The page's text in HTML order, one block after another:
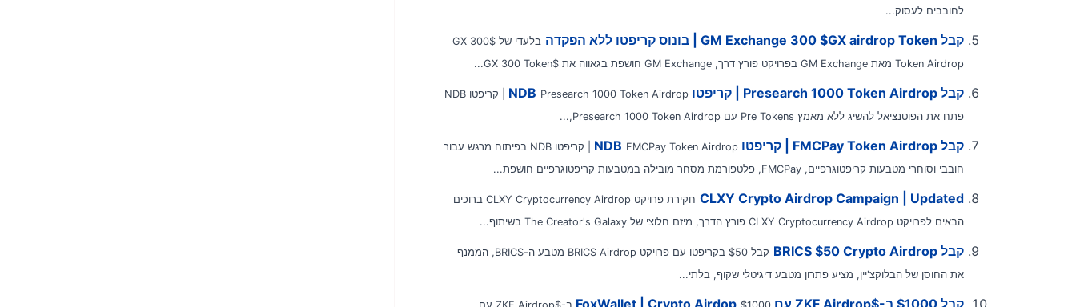
לחובבים לעסוק...
קבל GM Exchange 300 $GX airdrop Token | בונוס קריפטו ללא הפקדה
בלעדי של $GX 300
Token Airdrop מאת GM Exchange בפרויקט פורץ דרך, GM Exchange חושפת בגאווה את $GX 300 Token...
קבל Presearch 1000 Token Airdrop | קריפטו NDB
Presearch 1000 Token Airdrop | קריפטו NDB
פתח את הפוטנציאל להשיג ללא מאמץ Pre Tokens עם Presearch 1000 Token Airdrop,...
קבל FMCPay Token Airdrop | קריפטו NDB
FMCPay Token Airdrop | קריפטו NDB בפיתוח מרגש עבור
חובבי וסוחרי מטבעות קריפטוגרפיים, FMCPay, פלטפורמת מסחר מובילה במטבעות קריפטוגרפיים חושפת...
CLXY Crypto Airdrop Campaign | Updated
חקירת פרויקט CLXY Cryptocurrency Airdrop ברוכים
הבאים לפרויקט CLXY Cryptocurrency Airdrop פורץ הדרך, מיזם חלוצי של The Creator's Galaxy בשיתוף...
קבל BRICS $50 Crypto Airdrop
קבל $50 בקריפטו עם פרויקט BRICS Airdrop מטבע ה-BRICS, הממנף
את החוסן של הבלוקצ'יין, מציע פתרון מטבע דיגיטלי שקוף, בלתי...
קבל $1000 ב-$ZKF Airdrop עם FoxWallet | Crypto Airdop